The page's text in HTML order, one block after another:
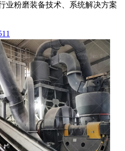
业粉磨装备技术、系统解决方案